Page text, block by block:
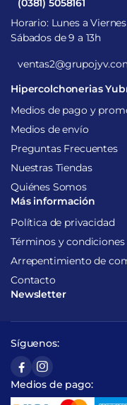
(0381) 5058161
Horario: Lunes a
Sábados de 9 a 13h
Hipercolchonerias
Medios de pago y
Medios de envío
Preguntas Frecuentes
Nuestras Tiendas
Quiénes Somos
Más información
Política de privacidad
Términos y condiciones
Arrepentimiento de
Contacto
Newsletter
Síguenos:
Medios de pago: